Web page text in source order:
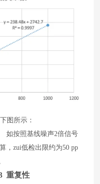
图所示：
如按照基线噪声2倍信号
，zui低检出限约为50 pp
重复性